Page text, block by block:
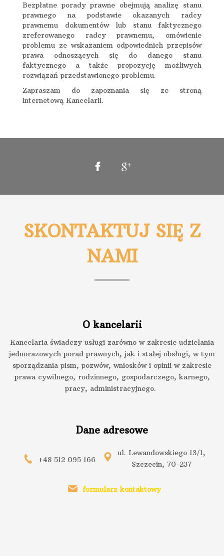
Bezpłatne porady prawne obejmują analizę stanu
prawnego na podstawie okazanych radcy
prawnemu dokumentów lub stanu faktycznego
zreferowanego radcy prawnemu, omówienie
problemu ze wskazaniem odpowiednich przepisów
prawa odnoszących się do danego stanu
faktycznego a także propozycję możliwych
rozwiązań przedstawionego problemu.
Zapraszam do zapoznania się ze stroną
internetową Kancelarii.
SKONTAKTUJ SIĘ Z
NAMI
O kancelarii
Kancelaria świadczy usługi zarówno w zakresie udzielania
jednorazowych porad prawnych, jak i stałej obsługi, w tym
sporządzania pism, pozwów, wniosków i opinii w zakresie
prawa cywilnego, rodzinnego, gospodarczego, karnego,
pracy, administracyjnego.
Dane adresowe
+48 512 095 166
ul. Lewandowskiego 13/1,
Szczecin, 70-237
formularz kontaktowy